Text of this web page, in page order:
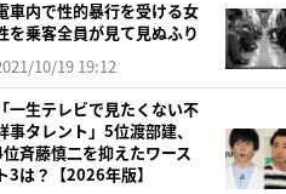
車内で性的暴行を受ける女
を乗客全員が見て見ぬふり
10/19 19:12
「一生テレビで見たくない不
事タレント」5位渡部建、
斉藤慎二を抑えたワース
ト3は？【2026年版】